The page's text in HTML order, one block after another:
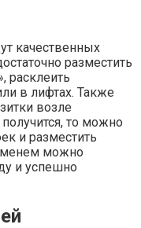
качественных
разместить
расклеить
в лифтах. Также
возле
то можно
и разместить
можно
и успешно